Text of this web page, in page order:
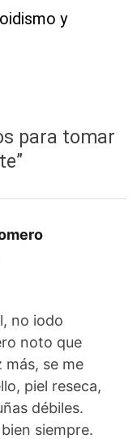
y
para tomar
”
no iodo
noto que
más, se me
piel reseca,
débiles.
siempre.